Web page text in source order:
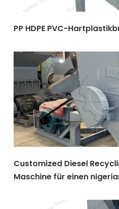
PP HDPE PVC-
Customized Diesel
Maschine für einen